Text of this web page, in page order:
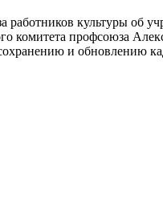
работников культуры об
комитета профсоюза
и обновлению